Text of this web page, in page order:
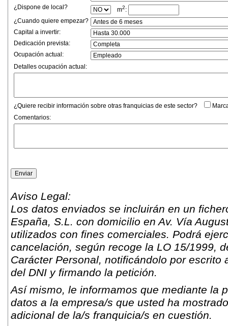
¿Dispone de local?
m2:
¿Cuando quiere empezar?
Capital a invertir:
Dedicación prevista:
Ocupación actual:
Detalles ocupación actual:
¿Quiere recibir información sobre otras franquicias de este sector?
Comentarios:
Aviso Legal:
Los datos enviados se incluirán en un
España, S.L. con domicilio en Av. Vía
utilizados con fines comerciales. Podrá
cancelación, según recoge la LO 15/1999,
Carácter Personal, notificándolo por
del DNI y firmando la petición.
Así mismo, le informamos que mediante la
datos a la empresa/s que usted ha
adicional de la/s franquicia/s en cuestión.